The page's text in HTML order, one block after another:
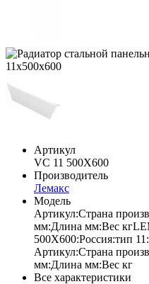
Артикул
VC 11 500X600
Производитель
Лемакс
Модель
Артикул:Страна
мм:Длина мм:Вес
500X600:Россия:тип
Артикул:Страна
мм:Длина мм:Вес кг
Все характеристики